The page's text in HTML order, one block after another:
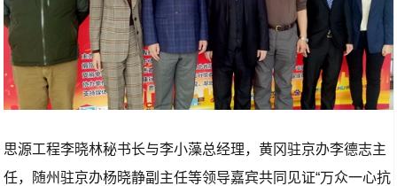
思源工程李晓林秘书长与李小藻总经理，黄冈驻京办李德志主
任，随州驻京办杨晓静副主任等领导嘉宾共同见证“万众一心抗